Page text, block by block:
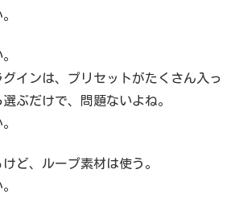
インは、プリセットがたくさん入っ
ぶだけで、問題ないよね。
ど、ループ素材は使う。